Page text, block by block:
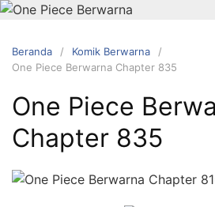
Langsung
konten
Beranda
Komik Berwarna
One Piece Berwarna Chapter 835
One Piece
Chapter 835